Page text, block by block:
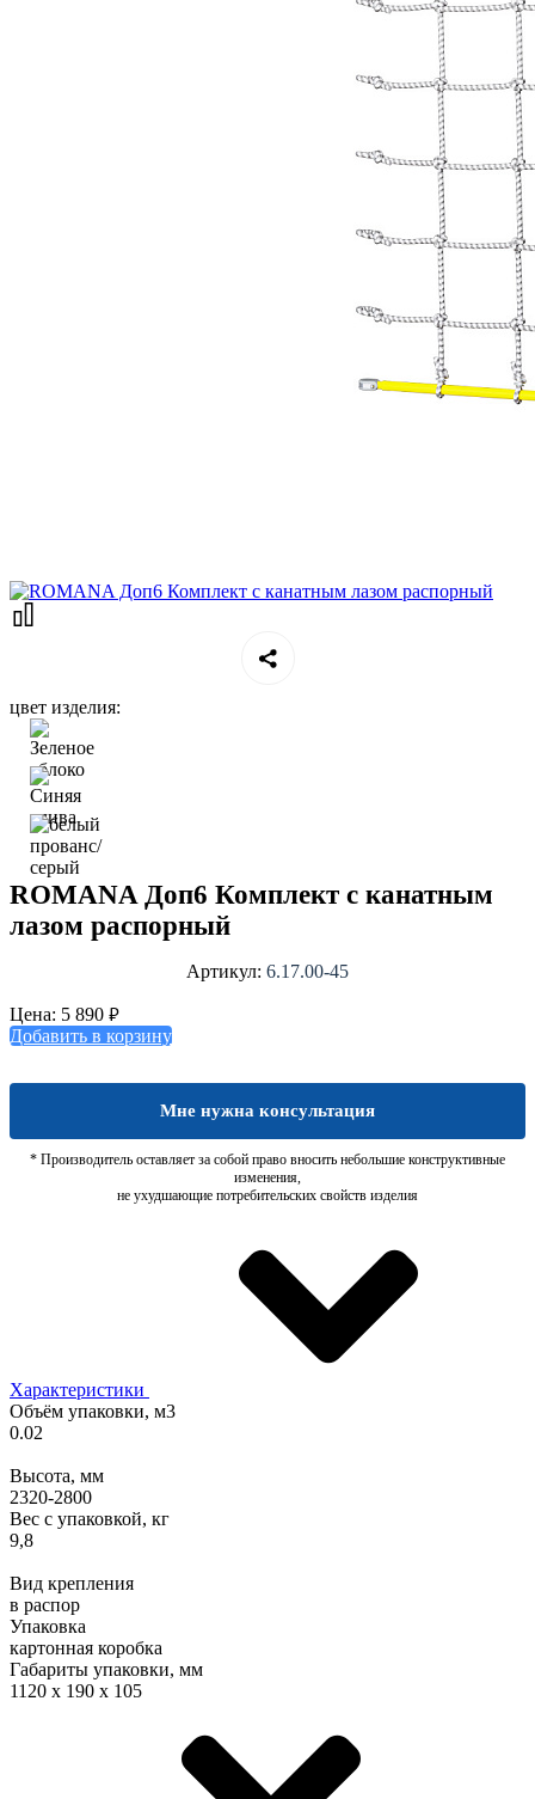
цвет изделия:
ROMANA Доп6 Комплект с канатным
лазом распорный
Артикул: 6.17.00-45
Цена: 5 890 ₽
Добавить в корзину
Мне нужна консультация
* Производитель оставляет за собой право вносить небольшие конструктивные
изменения,
не ухудшающие потребительских свойств изделия
Характеристики
Объём упаковки, м3
0.02
Высота, мм
2320-2800
Вес с упаковкой, кг
9,8
Вид крепления
в распор
Упаковка
картонная коробка
Габариты упаковки, мм
1120 x 190 х 105